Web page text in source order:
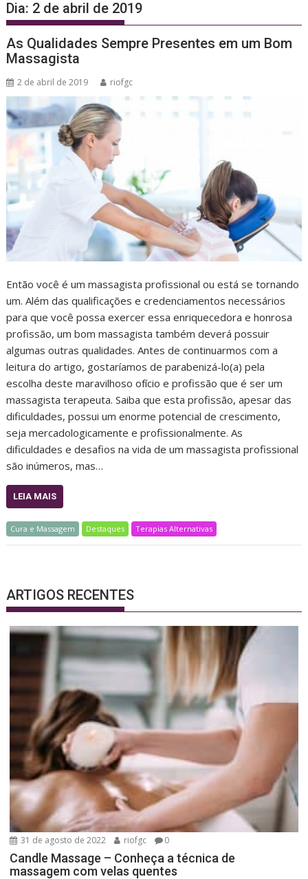
Dia: 2 de abril de 2019
As Qualidades Sempre Presentes em um Bom
Massagista
2 de abril de 2019 riofgc
Então você é um massagista profissional ou está se tornando
um. Além das qualificações e credenciamentos necessários
para que você possa exercer essa enriquecedora e honrosa
profissão, um bom massagista também deverá possuir
algumas outras qualidades. Antes de continuarmos com a
leitura do artigo, gostaríamos de parabenizá-lo(a) pela
escolha deste maravilhoso ofício e profissão que é ser um
massagista terapeuta. Saiba que esta profissão, apesar das
dificuldades, possui um enorme potencial de crescimento,
seja mercadologicamente e profissionalmente. As
dificuldades e desafios na vida de um massagista profissional
são inúmeros, mas…
LEIA MAIS
Cura e Massagem Destaques Terapias Alternativas
ARTIGOS RECENTES
31 de agosto de 2022 riofgc 0
Candle Massage – Conheça a técnica de
massagem com velas quentes